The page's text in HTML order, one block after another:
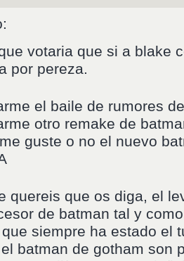
votaria que si a blake
por pereza.
el baile de rumores
otro remake de
guste o no el nuevo
quereis que os diga, el
de batman tal y
siempre ha estado el
batman de gotham son